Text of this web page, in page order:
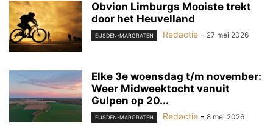
Obvion Limburgs Mooiste trekt
door het Heuvelland
EIJSDEN-MARGRATEN Redactie - 27 mei 2026
Elke 3e woensdag t/m november:
Weer Midweektocht vanuit
Gulpen op 20...
EIJSDEN-MARGRATEN Redactie - 8 mei 2026